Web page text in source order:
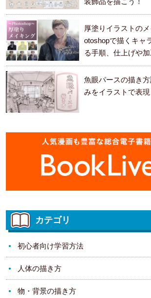
厚塗りイラストの
otoshopで描くキャ
る手順、仕上げや
ます。
魚眼パースの描き
みをイラストで表現
カテゴリ
初心者向け学習方法
人体の描き方
物・背景の描き方